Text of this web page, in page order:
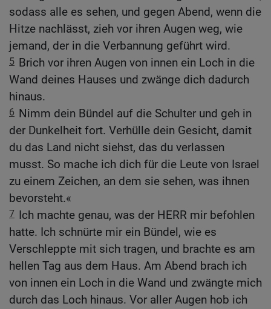
sodass alle es sehen, und gegen Abend, wenn die
Hitze nachlässt, zieh vor ihren Augen weg, wie
jemand, der in die Verbannung geführt wird.
5 Brich vor ihren Augen von innen ein Loch in die
Wand deines Hauses und zwänge dich dadurch
hinaus.
6 Nimm dein Bündel auf die Schulter und geh in
der Dunkelheit fort. Verhülle dein Gesicht, damit
du das Land nicht siehst, das du verlassen
musst. So mache ich dich für die Leute von Israel
zu einem Zeichen, an dem sie sehen, was ihnen
bevorsteht.«
7 Ich machte genau, was der HERR mir befohlen
hatte. Ich schnürte mir ein Bündel, wie es
Verschleppte mit sich tragen, und brachte es am
hellen Tag aus dem Haus. Am Abend brach ich
von innen ein Loch in die Wand und zwängte mich
durch das Loch hinaus. Vor aller Augen hob ich